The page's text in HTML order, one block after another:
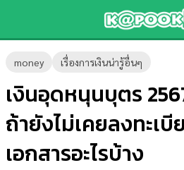
money เรื่องการเงินน่ารู้อื่นๆ
เงินอุดหนุนบุตร
ถ้ายังไม่เคยลงทะเ
เอกสารอะไรบ้าง
ข่าว-
ความ
รู้